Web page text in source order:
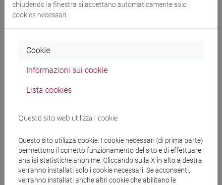
Docenti e corsi di laurea
Materiali didattici
Materiali su Moodle
chiudendo la finestra si accettano automaticamente solo i
cookies necessari
Cookie
Informazioni sui cookie
Lista cookies
Questo sito web utilizza i cookie
Questo sito utilizza cookie. I cookie necessari (di prima parte)
permettono il corretto funzionamento del sito e di effettuare
analisi statistiche anonime. Cliccando sulla X in alto a destra
verranno installati solo i cookie necessari. Se acconsenti,
verranno installati anche altri cookie che abilitano le